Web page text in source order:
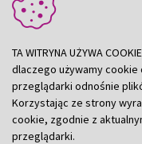
TA WITRYNA UŻYWA
dlaczego używamy cookie
przeglądarki odnośnie
Korzystając ze strony
cookie, zgodnie z
przeglądarki.
Wydział Spraw
Wydział Architektury
Biuro Zamówień
Wydział Geodezji